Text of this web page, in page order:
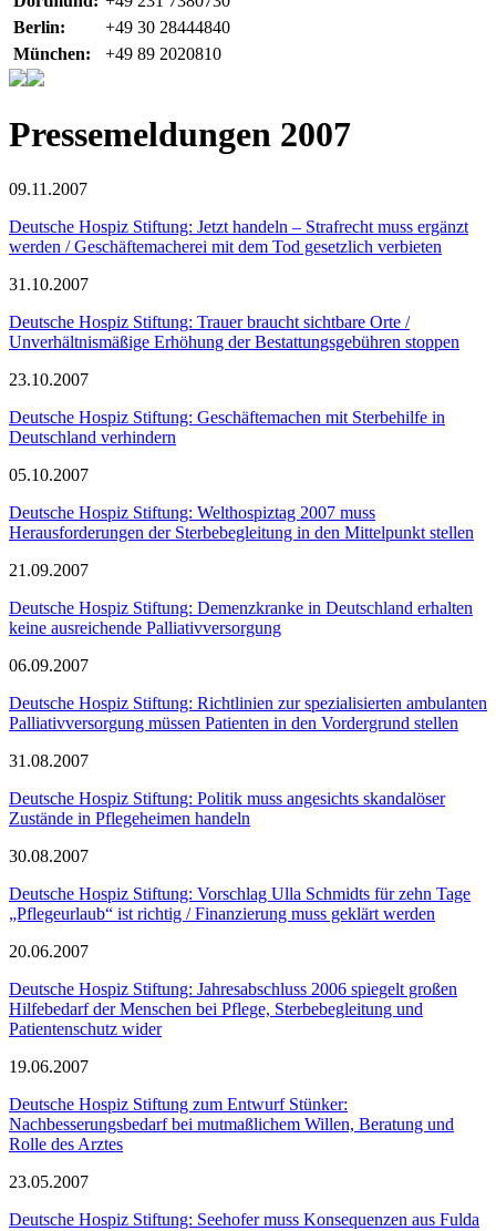
Berlin:
+49 30 28444840
München:
+49 89 2020810
Pressemeldungen 2007
09.11.2007
Deutsche Hospiz Stiftung: Jetzt handeln – Strafrecht muss ergänzt
werden / Geschäftemacherei mit dem Tod gesetzlich verbieten
31.10.2007
Deutsche Hospiz Stiftung: Trauer braucht sichtbare Orte /
Unverhältnismäßige Erhöhung der Bestattungsgebühren stoppen
23.10.2007
Deutsche Hospiz Stiftung: Geschäftemachen mit Sterbehilfe in
Deutschland verhindern
05.10.2007
Deutsche Hospiz Stiftung: Welthospiztag 2007 muss
Herausforderungen der Sterbebegleitung in den Mittelpunkt stellen
21.09.2007
Deutsche Hospiz Stiftung: Demenzkranke in Deutschland erhalten
keine ausreichende Palliativversorgung
06.09.2007
Deutsche Hospiz Stiftung: Richtlinien zur spezialisierten ambulanten
Palliativversorgung müssen Patienten in den Vordergrund stellen
31.08.2007
Deutsche Hospiz Stiftung: Politik muss angesichts skandalöser
Zustände in Pflegeheimen handeln
30.08.2007
Deutsche Hospiz Stiftung: Vorschlag Ulla Schmidts für zehn Tage
„Pflegeurlaub“ ist richtig / Finanzierung muss geklärt werden
20.06.2007
Deutsche Hospiz Stiftung: Jahresabschluss 2006 spiegelt großen
Hilfebedarf der Menschen bei Pflege, Sterbebegleitung und
Patientenschutz wider
19.06.2007
Deutsche Hospiz Stiftung zum Entwurf Stünker:
Nachbesserungsbedarf bei mutmaßlichem Willen, Beratung und
Rolle des Arztes
23.05.2007
Deutsche Hospiz Stiftung: Seehofer muss Konsequenzen aus Fulda